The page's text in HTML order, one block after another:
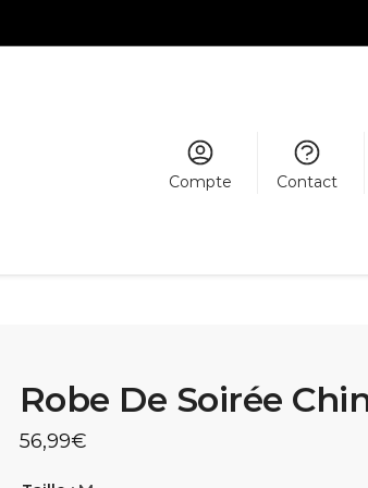
Compte Contact
Robe De Soirée
56,99€